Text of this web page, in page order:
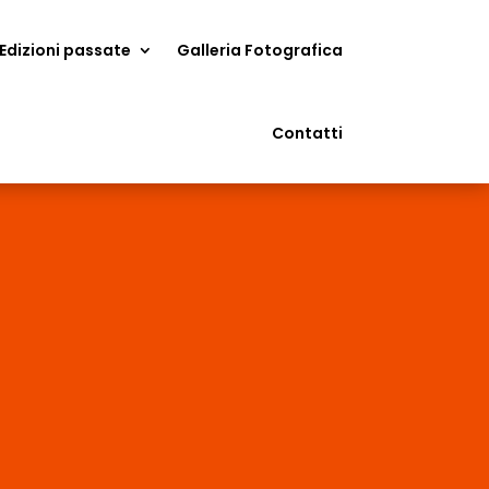
passate Galleria Fotografica
Contatti